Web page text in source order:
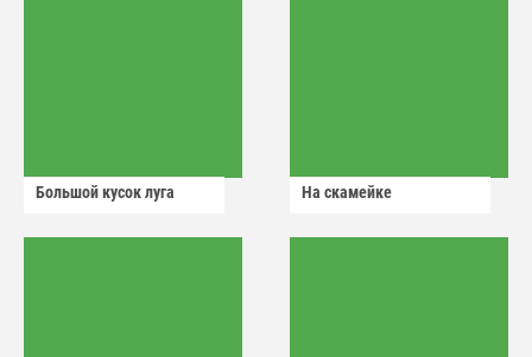
Большой кусок луга На скамейке